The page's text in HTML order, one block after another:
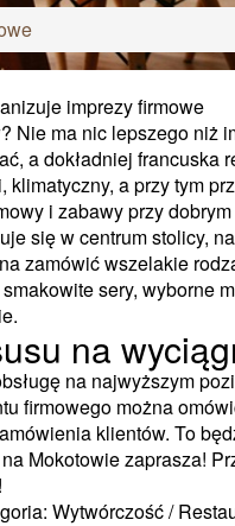
imprezy firmowe
Nie ma nic lepszego niż
a dokładniej francuska
klimatyczny, a przy tym
i zabawy przy
się w centrum stolicy,
zamówić wszelakie
sery, wyborne
na
na najwyższym
firmowego można
klientów. To
na Mokotowie zaprasza!
Wytwórczość /